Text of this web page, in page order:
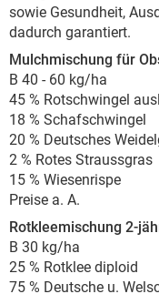
sowie Gesundheit,
dadurch garantiert.
Mulchmischung für
B 40 - 60 kg/ha
45 % Rotschwingel
18 % Schafschwingel
20 % Deutsches
2 % Rotes Straussgras
15 % Wiesenrispe
Preise a. A.
Rotkleemischung 2-
B 30 kg/ha
25 % Rotklee diploid
75 % Deutsche u.